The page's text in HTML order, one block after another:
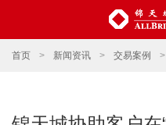
首页 > 新闻资讯 > 交易案例 >